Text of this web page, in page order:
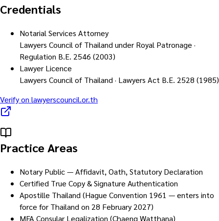
Credentials
Notarial Services Attorney
Lawyers Council of Thailand under Royal Patronage ·
Regulation B.E. 2546 (2003)
Lawyer Licence
Lawyers Council of Thailand · Lawyers Act B.E. 2528 (1985)
Verify on lawyerscouncil.or.th
Practice Areas
Notary Public — Affidavit, Oath, Statutory Declaration
Certified True Copy & Signature Authentication
Apostille Thailand (Hague Convention 1961 — enters into
force for Thailand on 28 February 2027)
MFA Consular Legalization (Chaeng Watthana)